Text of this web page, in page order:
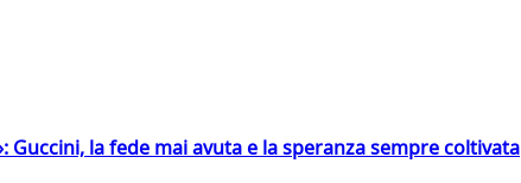
Guccini, la fede mai avuta e la speranza sempre coltivata